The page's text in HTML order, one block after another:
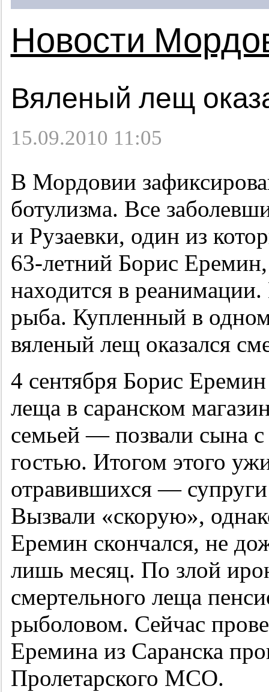
Новости
Вяленый лещ
15.09.2010 11:05
В Мордовии
ботулизма. Все
и Рузаевки, один из
63-летний Борис
находится в
рыба. Купленный в
вяленый лещ оказался
4 сентября Борис
леща в саранском
семьей — позвали сына
гостью. Итогом этого
отравившихся —
Вызвали «скорую»,
Еремин скончался, не
лишь месяц. По злой
смертельного леща
рыболовом. Сейчас
Еремина из Саранска
Пролетарского МСО.